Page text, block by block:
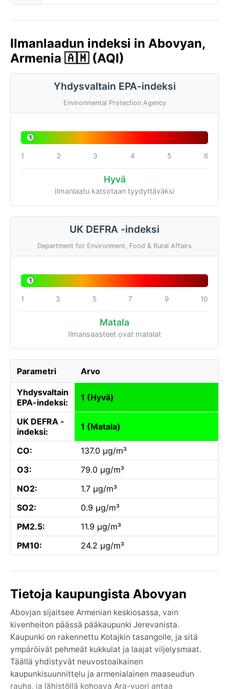
Ilmanlaadun indeksi in Abovyan,
Armenia 🇦🇲 (AQI)
Yhdysvaltain EPA-indeksi
Environmental Protection Agency
1
1 2 3 4 5 6
Hyvä
Ilmanlaatu katsotaan tyydyttäväksi
UK DEFRA -indeksi
Department for Environment, Food & Rural Affairs
1
1 3 5 7 9 10
Matala
Ilmansaasteet ovat matalat
Parametri Arvo
Yhdysvaltain
EPA-indeksi:
1 (Hyvä)
UK DEFRA -
indeksi:
1 (Matala)
CO:
137.0 µg/m³
O3:
79.0 µg/m³
NO2:
1.7 µg/m³
SO2:
0.9 µg/m³
PM2.5:
11.9 µg/m³
PM10:
24.2 µg/m³
Tietoja kaupungista Abovyan
Abovjan sijaitsee Armenian keskiosassa, vain
kivenheiton päässä pääkaupunki Jerevanista.
Kaupunki on rakennettu Kotajkin tasangolle, ja sitä
ympäröivät pehmeät kukkulat ja laajat viljelysmaat.
Täällä yhdistyvät neuvostoaikainen
kaupunkisuunnittelu ja armenialainen maaseudun
rauha, ja lähistöllä kohoava Ara-vuori antaa